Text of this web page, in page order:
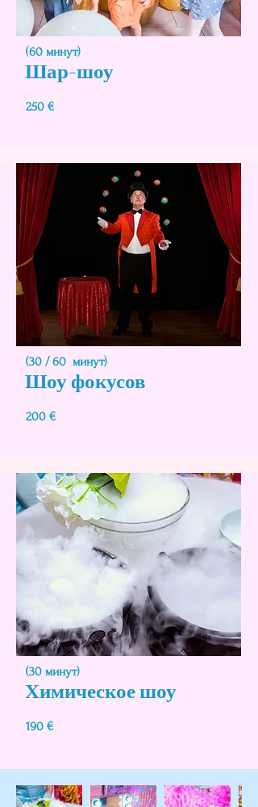
(60 минут)
Шар-шоу
250 €
(30 / 60 минут)
Шоу фокусов
200 €
(30 минут)
Химическое шоу
190 €